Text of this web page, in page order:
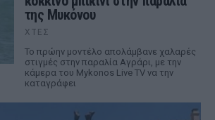
της Μυκόνου
ΧΤΕΣ
Το πρώην μοντέλο απολάμβανε χαλαρές
στιγμές στην παραλία Αγράρι, με την
κάμερα του Mykonos Live TV να την
καταγράφει